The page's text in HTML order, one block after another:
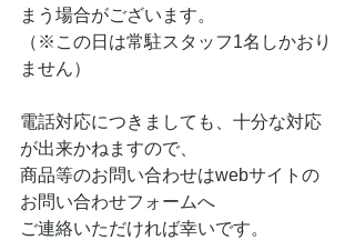
まう場合がございます。
（※この日は常駐スタッフ1名しかおり
ません）
電話対応につきましても、十分な対応
が出来かねますので、
商品等のお問い合わせはwebサイトの
お問い合わせフォームへ
ご連絡いただければ幸いです。